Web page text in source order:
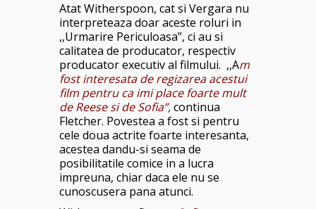
Atat Witherspoon, cat si Vergara nu
interpreteaza doar aceste roluri in
,,Urmarire Periculoasa”, ci au si
calitatea de producator, respectiv
producator executiv al filmului. ,,Am
fost interesata de regizarea acestui
film pentru ca imi place foarte mult
de Reese si de Sofia”,continua
Fletcher. Povestea a fost si pentru
cele doua actrite foarte interesanta,
acestea dandu-si seama de
posibilitatile comice in a lucra
impreuna, chiar daca ele nu se
cunoscusera pana atunci.